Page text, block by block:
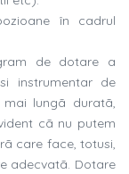
în cadrul
de dotare a
instrumentar de
lungã duratã,
cã nu putem
care face, totusi,
adecvatã. Dotare